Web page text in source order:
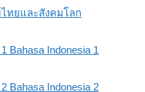
ไทยและสังคมโลก
Bahasa Indonesia 1
Bahasa Indonesia 2